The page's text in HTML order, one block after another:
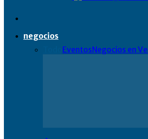
negocios
EventosNegocios en